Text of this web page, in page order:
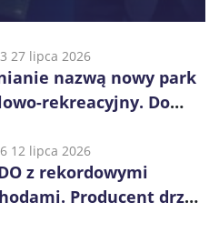
27 lipca 2026
nazwą nowy park
rekreacyjny. Do
12 lipca 2026
z rekordowymi
Producent drzwi